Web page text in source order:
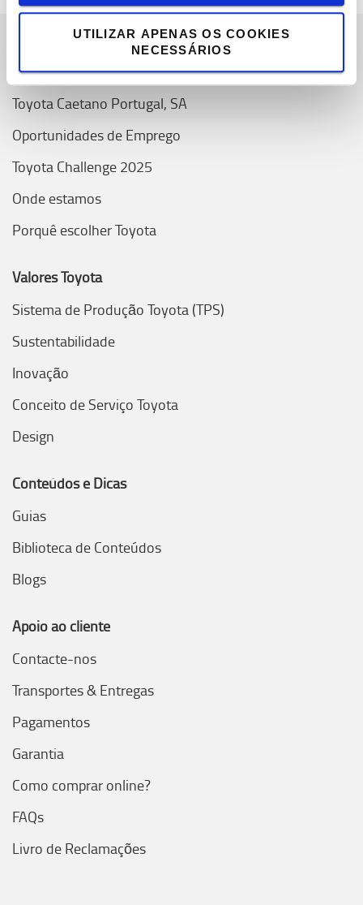
UTILIZAR APENAS OS COOKIES
NECESSÁRIOS
Sobre Nós
Toyota Caetano Portugal, SA
Oportunidades de Emprego
Toyota Challenge 2025
Onde estamos
Porquê escolher Toyota
Valores Toyota
Sistema de Produção Toyota (TPS)
Sustentabilidade
Inovação
Conceito de Serviço Toyota
Design
Conteúdos e Dicas
Guias
Biblioteca de Conteúdos
Blogs
Apoio ao cliente
Contacte-nos
Transportes & Entregas
Pagamentos
Garantia
Como comprar online?
FAQs
Livro de Reclamações